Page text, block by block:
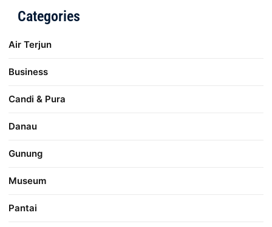
Categories
Air Terjun
Business
Candi & Pura
Danau
Gunung
Museum
Pantai